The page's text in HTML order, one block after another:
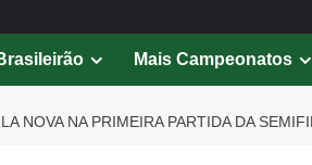
Mais Campeonatos
NOVA NA PRIMEIRA PARTIDA DA